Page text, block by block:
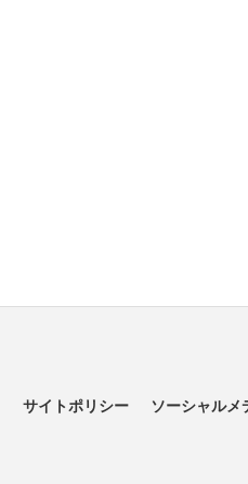
サイトポリシー ソーシャルメ